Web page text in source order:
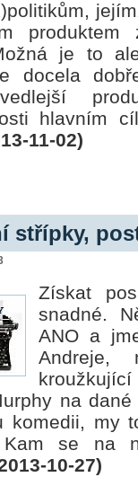
je to
docela
hlavním
11-02)
střípky,
Získat
snadné.
ANO a
Andreje,
na
komedii, my
Kam se na
10-27)